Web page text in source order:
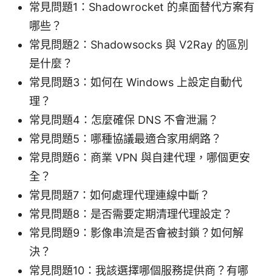
常見問題1：Shadowrocket 的桌面替代方案有
哪些？
常見問題2：Shadowsocks 與 V2Ray 的區別
是什麼？
常見問題3：如何在 Windows 上設定自動代
理？
常見問題4：怎麼確保 DNS 不會泄漏？
常見問題5：哪種協議最適合家用網路？
常見問題6：商業 VPN 與自建代理，哪個更安
全？
常見問題7：如何處理代理連線中斷？
常見問題8：是否需要定期清理代理設定？
常見問題9：影像串流是否會被封鎖？如何解
決？
常見問題10：我該選擇哪個服務提供商？有哪